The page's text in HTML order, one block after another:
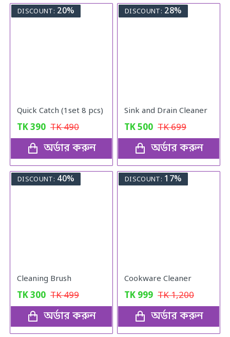
DISCOUNT: 20%
Quick Catch (1set 8 pcs)
TK390 TK490
অর্ডার করুন
DISCOUNT: 28%
Sink and Drain Cleaner
TK500 TK699
অর্ডার করুন
DISCOUNT: 40%
Cleaning Brush
TK300 TK499
অর্ডার করুন
DISCOUNT: 17%
Cookware Cleaner
TK 999 TK1,200
অর্ডার করুন